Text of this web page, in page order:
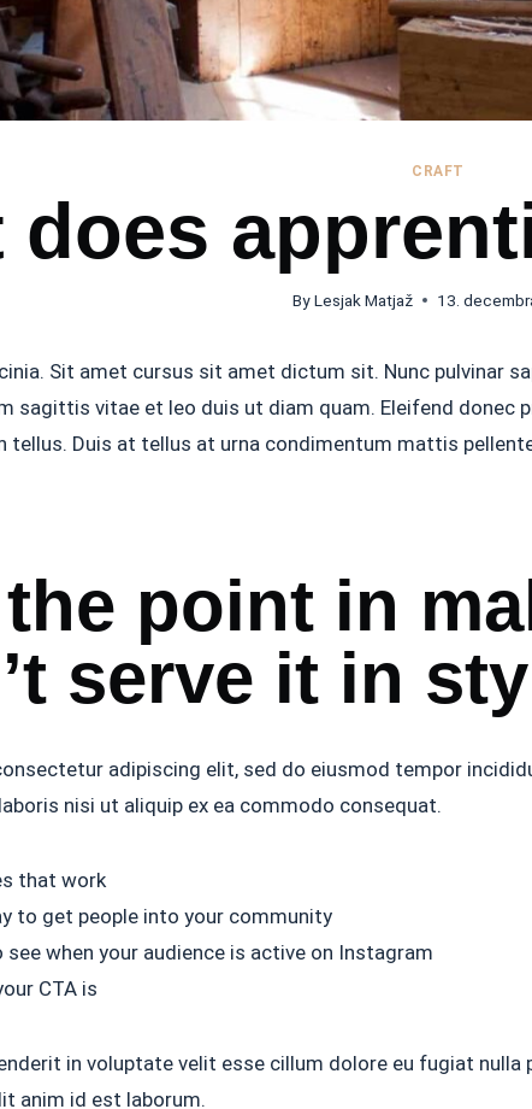
CRAFT
does
By Lesjak Matjaž 13.
Sit amet cursus sit amet dictum sit. Nunc pulvinar
sagittis vitae et leo duis ut diam quam. Eleifend donec
tellus. Duis at tellus at urna condimentum mattis
point in
serve it in
adipiscing elit, sed do eiusmod tempor
nisi ut aliquip ex ea commodo consequat.
that work
to get people into your community
when your audience is active on Instagram
CTA is
in voluptate velit esse cillum dolore eu fugiat
anim id est laborum.